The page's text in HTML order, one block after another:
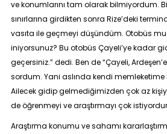
ve konumlarını tam olarak bilmiyordum.
sınırlarına girdikten sonra Rize’deki
vasıta ile geçmeyi düşündüm. Otobüs
iniyorsunuz? Bu otobüs Çayeli’ye kadar
geçersiniz.” dedi. Ben de “Çayeli,
sordum. Yani aslında kendi
Ailecek gidip gelmediğimizden çok az
de öğrenmeyi ve araştırmayı çok
Araştırma konumu ve sahamı